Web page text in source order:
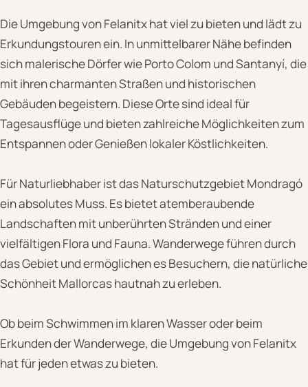
Die Umgebung von Felanitx hat viel zu bieten und lädt zu
Erkundungstouren ein. In unmittelbarer Nähe befinden
sich malerische Dörfer wie Porto Colom und Santanyí, die
mit ihren charmanten Straßen und historischen
Gebäuden begeistern. Diese Orte sind ideal für
Tagesausflüge und bieten zahlreiche Möglichkeiten zum
Entspannen oder Genießen lokaler Köstlichkeiten.
Für Naturliebhaber ist das Naturschutzgebiet Mondragó
ein absolutes Muss. Es bietet atemberaubende
Landschaften mit unberührten Stränden und einer
vielfältigen Flora und Fauna. Wanderwege führen durch
das Gebiet und ermöglichen es Besuchern, die natürliche
Schönheit Mallorcas hautnah zu erleben.
Ob beim Schwimmen im klaren Wasser oder beim
Erkunden der Wanderwege, die Umgebung von Felanitx
hat für jeden etwas zu bieten.